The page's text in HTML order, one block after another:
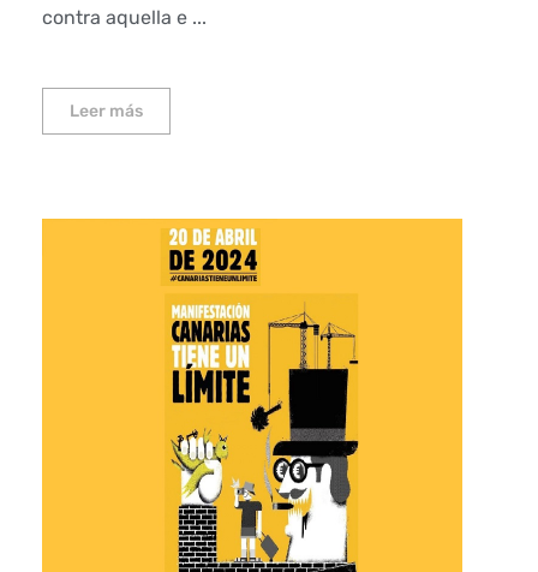
contra aquella e ...
Leer más